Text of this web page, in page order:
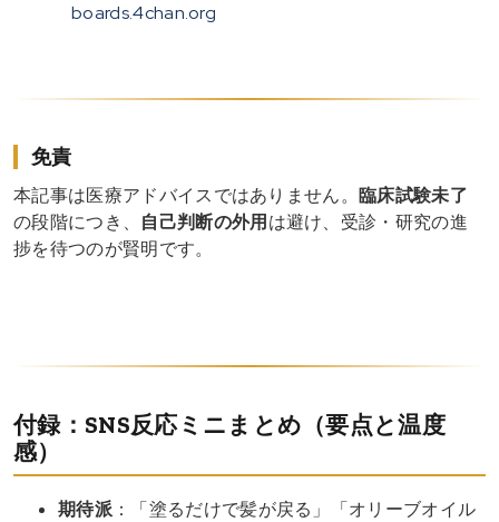
boards.4chan.org
免責
本記事は医療アドバイスではありません。臨床試験未了
の段階につき、 自己判断の外用 は避け、受診・研究の進
捗を待つのが賢明です。
付録：SNS反応ミニまとめ（要点と温度
感）
期待派：「塗るだけで髪が戻る」「オリーブオイル